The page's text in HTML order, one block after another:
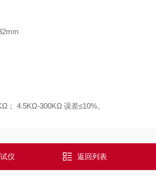
； 4.5KΩ-300KΩ 误差≤10%。
仪 返回列表